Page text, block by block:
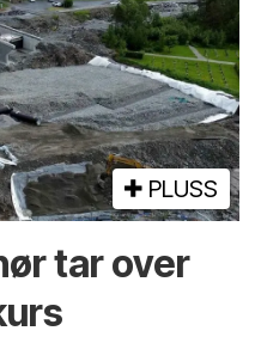
PLUSS
tar over